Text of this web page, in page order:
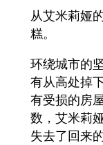
从艾米莉娅
糕。
环绕城市的
有从高处掉
有受损的房
数，艾米莉
失去了回来